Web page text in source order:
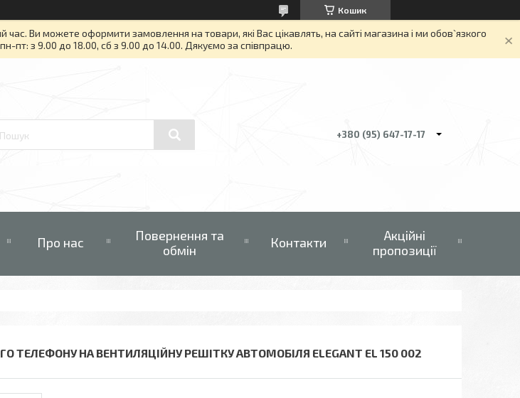
Кошик
Ви можете оформити замовлення на товари, які Вас цікавлять, на сайті магазина і ми обов`язкого
пт: з 9.00 до 18.00, сб з 9.00 до 14.00. Дякуємо за співпрацю.
+380 (95) 647-17-17
Про нас
Повернення та
обмін
Контакти
Акційні
пропозиції
ТЕЛЕФОНУ НА ВЕНТИЛЯЦІЙНУ РЕШІТКУ АВТОМОБІЛЯ ELEGANT EL 150 002